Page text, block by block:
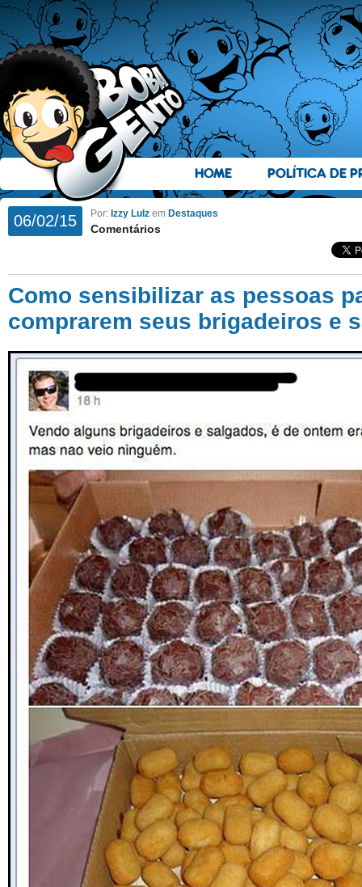
HOME POLÍTICA DE
06/02/15 Por: Izzy Lulz em Destaques
Comentários
Como sensibilizar as pessoas
comprarem seus brigadeiros e